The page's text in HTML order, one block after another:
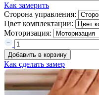
Как замерить
Сторона управления:
Цвет комплектации:
Моторизация:
Добавить в корзину
Как сделать замер